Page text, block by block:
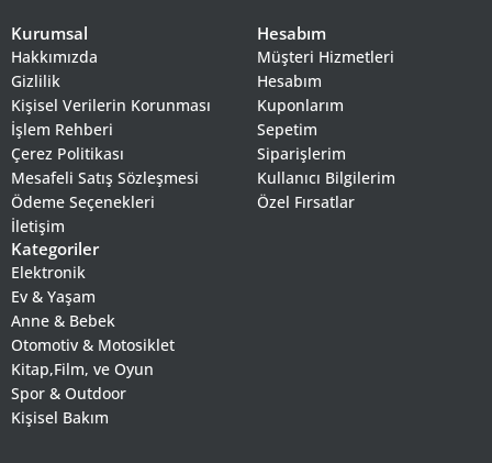
Kurumsal
Hakkımızda
Gizlilik
Kişisel Verilerin Korunması
İşlem Rehberi
Çerez Politikası
Mesafeli Satış Sözleşmesi
Ödeme Seçenekleri
İletişim
Hesabım
Müşteri Hizmetleri
Hesabım
Kuponlarım
Sepetim
Siparişlerim
Kullanıcı Bilgilerim
Özel Fırsatlar
Kategoriler
Elektronik
Ev & Yaşam
Anne & Bebek
Otomotiv & Motosiklet
Kitap,Film, ve Oyun
Spor & Outdoor
Kişisel Bakım